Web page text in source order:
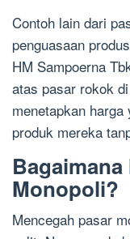
Contoh lain dari
penguasaan
HM Sampoerna
atas pasar rokok
menetapkan
produk mereka
Monopoli?
Mencegah pasar